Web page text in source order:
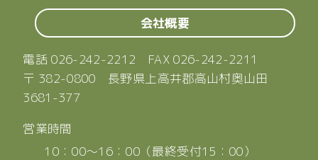
会社概要
電話 026-242-2212 FAX 026-242-2211
〒 382-0800 長野県上高井郡高山村奥山田
3681-377
営業時間
10：00～16：00（最終受付15：00）